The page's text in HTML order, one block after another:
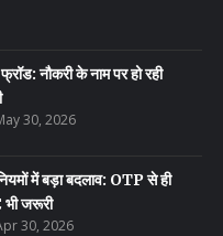
नौकरी के नाम पर हो रही
30, 2026
में बड़ा बदलाव: OTP से ही
भी जरूरी
30, 2026